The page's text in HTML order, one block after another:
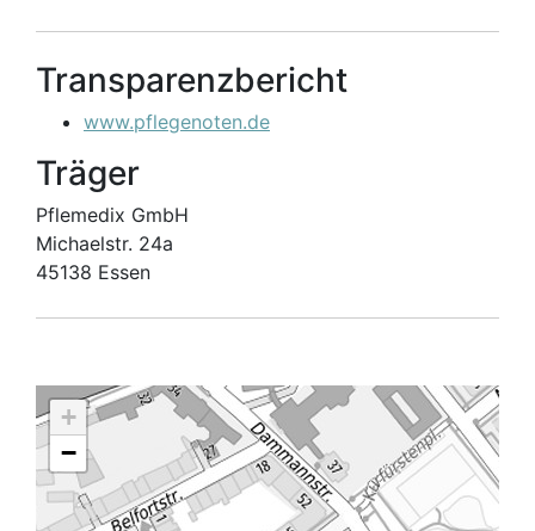
Transparenzbericht
www.pflegenoten.de
Träger
Pflemedix GmbH
Michaelstr. 24a
45138 Essen
+
−